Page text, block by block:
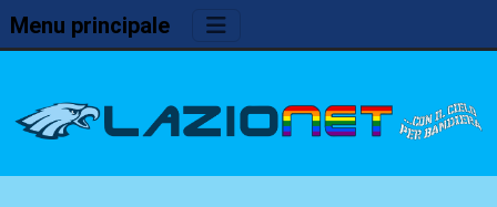
Menu principale